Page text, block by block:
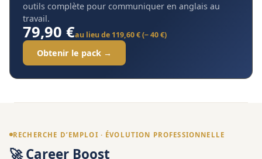
outils complète pour communiquer en anglais au
travail.
79,90 €au lieu de 119,60 € (− 40 €)
Obtenir le pack →
RECHERCHE D’EMPLOI · ÉVOLUTION PROFESSIONNELLE
🚀 Career Boost